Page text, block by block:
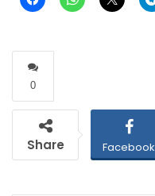
0
Share Facebook